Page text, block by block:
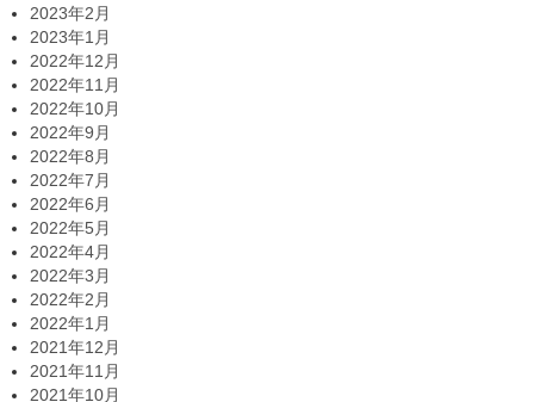
2023年2月
2023年1月
2022年12月
2022年11月
2022年10月
2022年9月
2022年8月
2022年7月
2022年6月
2022年5月
2022年4月
2022年3月
2022年2月
2022年1月
2021年12月
2021年11月
2021年10月